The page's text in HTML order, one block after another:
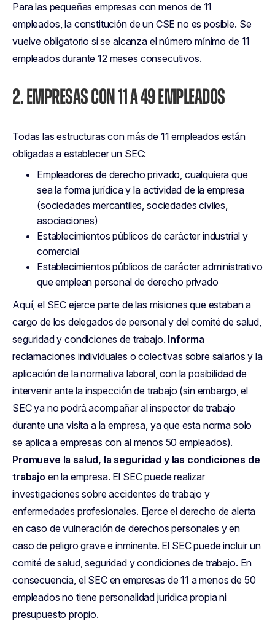
Para las pequeñas empresas con menos de 11
empleados, la constitución de un CSE no es posible. Se
vuelve obligatorio si se alcanza el número mínimo de 11
empleados durante 12 meses consecutivos.
2. EMPRESAS CON 11 A 49 EMPLEADOS
Todas las estructuras con más de 11 empleados están
obligadas a establecer un SEC:
Empleadores de derecho privado, cualquiera que
sea la forma jurídica y la actividad de la empresa
(sociedades mercantiles, sociedades civiles,
asociaciones)
Establecimientos públicos de carácter industrial y
comercial
Establecimientos públicos de carácter administrativo
que emplean personal de derecho privado
Aquí, el SEC ejerce parte de las misiones que estaban a
cargo de los delegados de personal y del comité de salud,
seguridad y condiciones de trabajo. Informa
reclamaciones individuales o colectivas sobre salarios y la
aplicación de la normativa laboral, con la posibilidad de
intervenir ante la inspección de trabajo (sin embargo, el
SEC ya no podrá acompañar al inspector de trabajo
durante una visita a la empresa, ya que esta norma solo
se aplica a empresas con al menos 50 empleados).
Promueve la salud, la seguridad y las condiciones de
trabajo en la empresa. El SEC puede realizar
investigaciones sobre accidentes de trabajo y
enfermedades profesionales. Ejerce el derecho de alerta
en caso de vulneración de derechos personales y en
caso de peligro grave e inminente. El SEC puede incluir un
comité de salud, seguridad y condiciones de trabajo. En
consecuencia, el SEC en empresas de 11 a menos de 50
empleados no tiene personalidad jurídica propia ni
presupuesto propio.